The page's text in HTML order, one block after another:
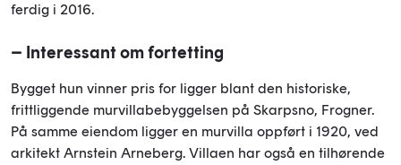
ferdig i 2016.
– Interessant om fortetting
Bygget hun vinner pris for ligger blant den historiske,
frittliggende murvillabebyggelsen på Skarpsno, Frogner.
På samme eiendom ligger en murvilla oppført i 1920, ved
arkitekt Arnstein Arneberg. Villaen har også en tilhørende